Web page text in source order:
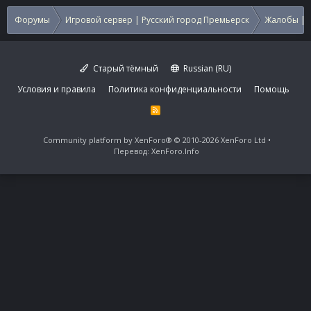
Форумы Игровой сервер | Русский город Премьерск Жалобы |
Старый тёмный
Russian (RU)
Условия и правила
Политика конфиденциальности Помощь
R
S
Community platform by XenForo® © 2010-2026 XenForo Ltd
Перевод: XenForo.Info